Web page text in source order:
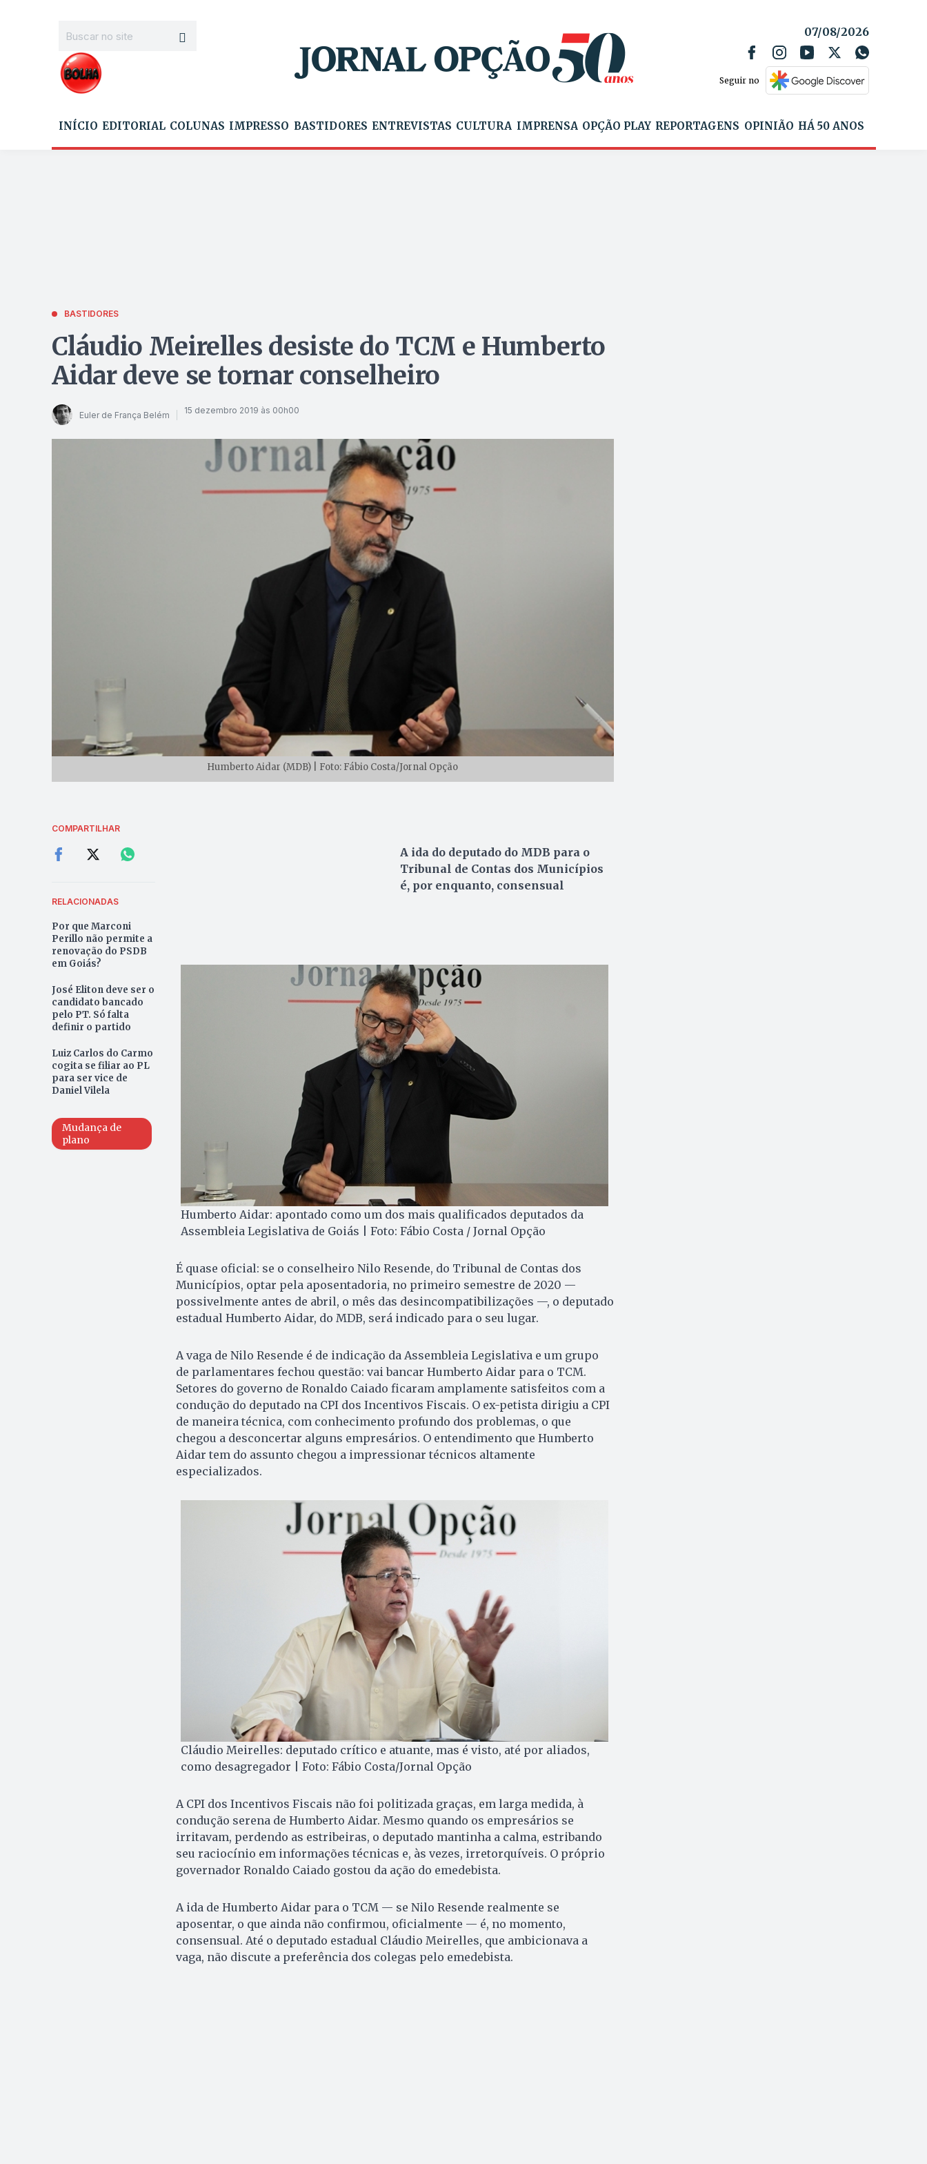
07/08/2026
Seguir no
INÍCIO EDITORIAL COLUNAS IMPRESSO BASTIDORES ENTREVISTAS CULTURA IMPRENSA OPÇÃO PLAY REPORTAGENS OPINIÃO HÁ 50 ANOS
BASTIDORES
Cláudio Meirelles desiste do TCM e Humberto
Aidar deve se tornar conselheiro
Euler de França Belém 15 dezembro 2019 às 00h00
Humberto Aidar (MDB) | Foto: Fábio Costa/Jornal Opção
COMPARTILHAR
RELACIONADAS
Por que Marconi
Perillo não permite a
renovação do PSDB
em Goiás?
José Eliton deve ser o
candidato bancado
pelo PT. Só falta
definir o partido
Luiz Carlos do Carmo
cogita se filiar ao PL
para ser vice de
Daniel Vilela
Mudança de
plano
A ida do deputado do MDB para o
Tribunal de Contas dos Municípios
é, por enquanto, consensual
Humberto Aidar: apontado como um dos mais qualificados deputados da
Assembleia Legislativa de Goiás | Foto: Fábio Costa / Jornal Opção
É quase oficial: se o conselheiro Nilo Resende, do Tribunal de Contas dos
Municípios, optar pela aposentadoria, no primeiro semestre de 2020 —
possivelmente antes de abril, o mês das desincompatibilizações —, o deputado
estadual Humberto Aidar, do MDB, será indicado para o seu lugar.
A vaga de Nilo Resende é de indicação da Assembleia Legislativa e um grupo
de parlamentares fechou questão: vai bancar Humberto Aidar para o TCM.
Setores do governo de Ronaldo Caiado ficaram amplamente satisfeitos com a
condução do deputado na CPI dos Incentivos Fiscais. O ex-petista dirigiu a CPI
de maneira técnica, com conhecimento profundo dos problemas, o que
chegou a desconcertar alguns empresários. O entendimento que Humberto
Aidar tem do assunto chegou a impressionar técnicos altamente
especializados.
Cláudio Meirelles: deputado crítico e atuante, mas é visto, até por aliados,
como desagregador | Foto: Fábio Costa/Jornal Opção
A CPI dos Incentivos Fiscais não foi politizada graças, em larga medida, à
condução serena de Humberto Aidar. Mesmo quando os empresários se
irritavam, perdendo as estribeiras, o deputado mantinha a calma, estribando
seu raciocínio em informações técnicas e, às vezes, irretorquíveis. O próprio
governador Ronaldo Caiado gostou da ação do emedebista.
A ida de Humberto Aidar para o TCM — se Nilo Resende realmente se
aposentar, o que ainda não confirmou, oficialmente — é, no momento,
consensual. Até o deputado estadual Cláudio Meirelles, que ambicionava a
vaga, não discute a preferência dos colegas pelo emedebista.